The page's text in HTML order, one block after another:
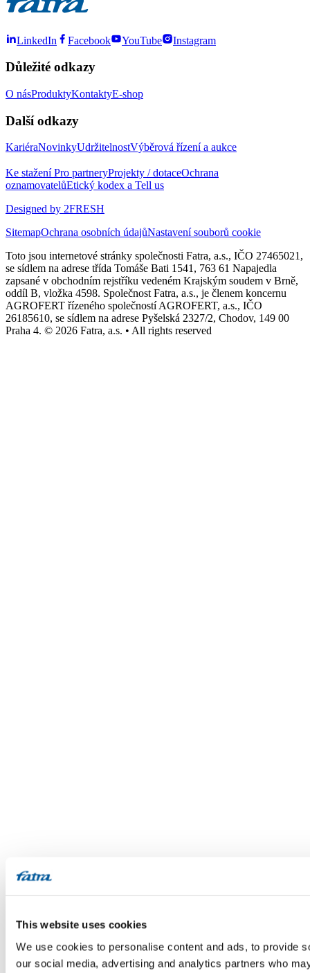
This website uses cookies
We use cookies to personalise content and ads, to provide
our social media, advertising and analytics partners who
LinkedIn Facebook YouTube Instagram
Důležité odkazy
O násProduktyKontaktyE-shop
Další odkazy
KariéraNovinkyUdržitelnostVýběrová řízení a aukce
Ke staženíPro partneryProjekty / dotaceOchrana
oznamovatelůEtický kodex a Tell us
Designed by 2FRESH
SitemapOchrana osobních údajůNastavení souborů cookie
Toto jsou internetové stránky společnosti Fatra, a.s., IČO 27465021,
se sídlem na adrese třída Tomáše Bati 1541, 763 61 Napajedla
zapsané v obchodním rejstříku vedeném Krajským soudem v Brně,
oddíl B, vložka 4598. Společnost Fatra, a.s., je členem koncernu
AGROFERT řízeného společností AGROFERT, a.s., IČO
26185610, se sídlem na adrese Pyšelská 2327/2, Chodov, 149 00
Praha 4. © 2026 Fatra, a.s. • All rights reserved